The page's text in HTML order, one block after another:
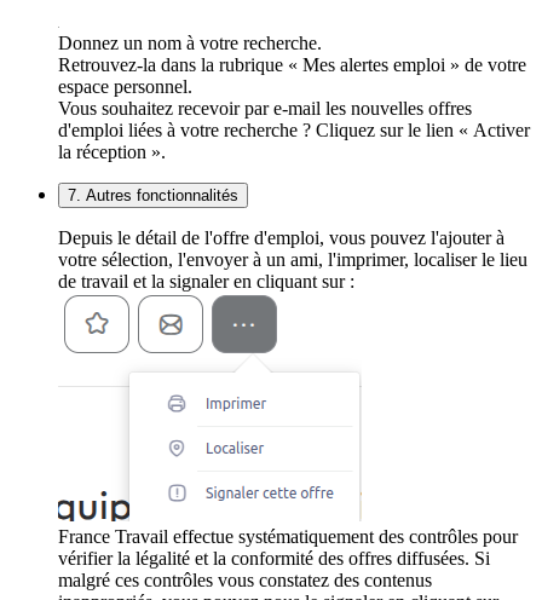
Donnez un nom à votre recherche.
Retrouvez-la dans la rubrique « Mes alertes emploi » de votre
espace personnel.
Vous souhaitez recevoir par e-mail les nouvelles offres
d'emploi liées à votre recherche ? Cliquez sur le lien « Activer
la réception ».
7. Autres fonctionnalités
Depuis le détail de l'offre d'emploi, vous pouvez l'ajouter à
votre sélection, l'envoyer à un ami, l'imprimer, localiser le lieu
de travail et la signaler en cliquant sur :
France Travail effectue systématiquement des contrôles pour
vérifier la légalité et la conformité des offres diffusées. Si
malgré ces contrôles vous constatez des contenus